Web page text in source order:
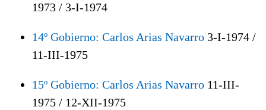
1973 / 3-I-1974
14º Gobierno: Carlos Arias Navarro 3-I-1974 /
11-III-1975
15º Gobierno: Carlos Arias Navarro 11-III-
1975 / 12-XII-1975